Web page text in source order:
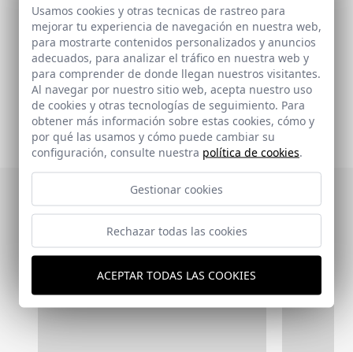
Campo Baeza, Alberto
Enlaces relacionados
Publicaciones en las
que aparece
Usamos cookies y otras tecnicas de rastreo para
mejorar tu experiencia de navegación en nuestra web,
para mostrarte contenidos personalizados y anuncios
adecuados, para analizar el tráfico en nuestra web y
para comprender de donde llegan nuestros visitantes.
Al navegar por nuestro sitio web, acepta nuestro uso
de cookies y otras tecnologías de seguimiento. Para
obtener más información sobre estas cookies, cómo y
por qué las usamos y cómo puede cambiar su
configuración, consulte nuestra política de cookies.
Gestionar cookies
Rechazar todas las cookies
ACEPTAR TODAS LAS COOKIES